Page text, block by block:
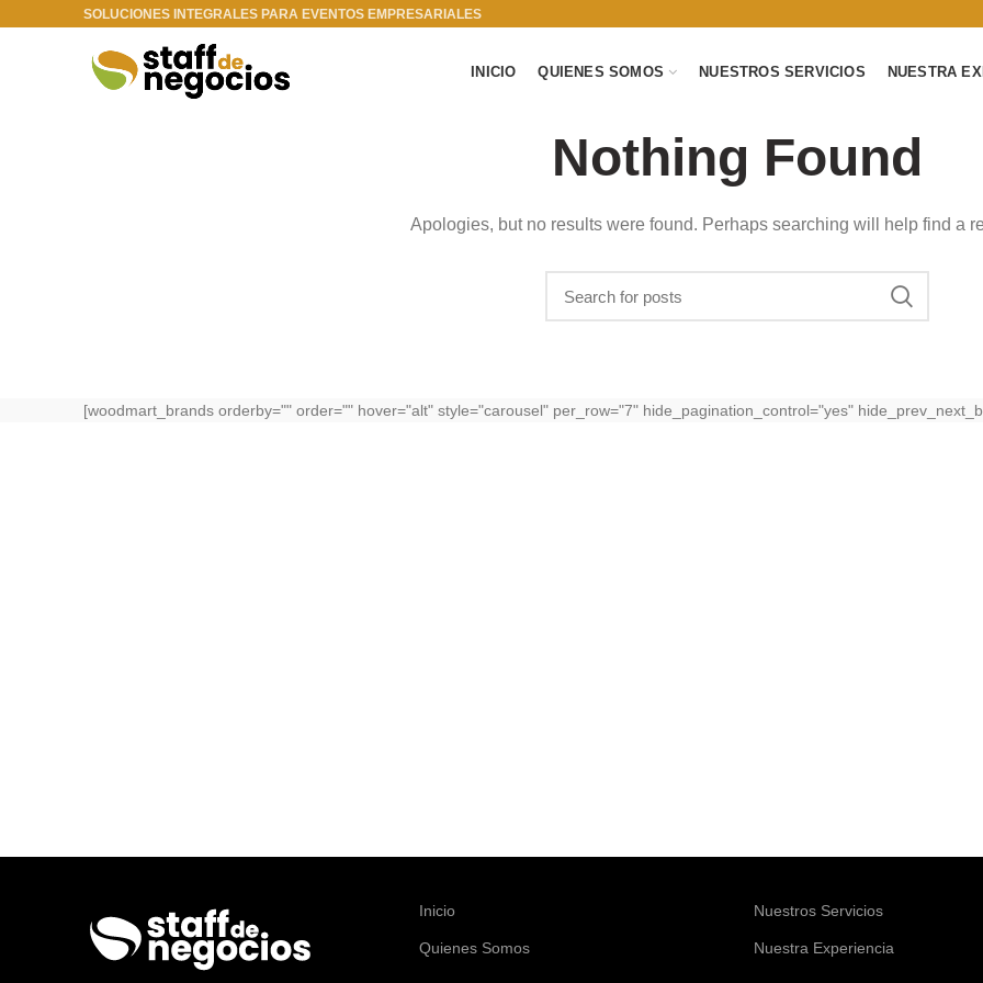
SOLUCIONES INTEGRALES PARA EVENTOS EMPRESARIALES
INICIO QUIENES SOMOS NUESTROS SERVICIOS NUESTRA
Nothing Found
Apologies, but no results were found. Perhaps searching will help find a
[woodmart_brands orderby="" order="" hover="alt" style="carousel" per_row="7" hide_pagination_control="yes"
Inicio
Quienes Somos
Nuestros Servicios
Nuestra Experiencia